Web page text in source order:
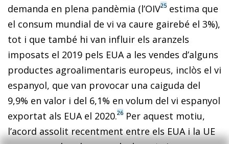
demanda en plena pandèmia (l’OIV25 estima que
el consum mundial de vi va caure gairebé el 3%),
tot i que també hi van influir els aranzels
imposats el 2019 pels EUA a les vendes d’alguns
productes agroalimentaris europeus, inclòs el vi
espanyol, que van provocar una caiguda del
9,9% en valor i del 6,1% en volum del vi espanyol
exportat als EUA el 2020.26 Per aquest motiu,
l’acord assolit recentment entre els EUA i la UE